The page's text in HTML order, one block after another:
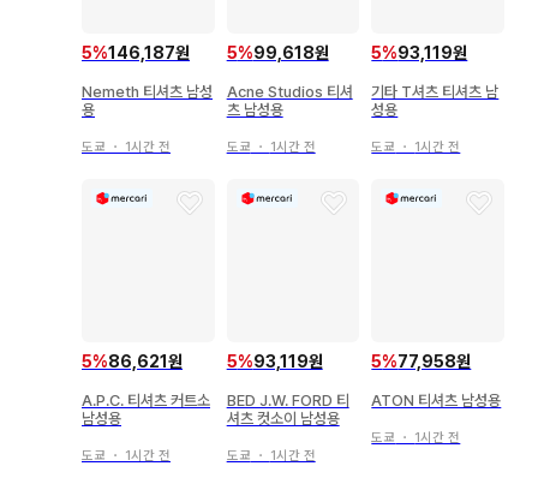
5%146,187원
Nemeth 티셔츠 남성
용
도쿄 ・ 1시간 전
5%99,618원
Acne Studios 티셔
츠 남성용
도쿄 ・ 1시간 전
5%93,119원
기타 T셔츠 티셔츠 남
성용
도쿄 ・ 1시간 전
5%86,621원
A.P.C. 티셔츠 커트소
남성용
도쿄 ・ 1시간 전
5%93,119원
BED J.W. FORD 티
셔츠 컷소이 남성용
도쿄 ・ 1시간 전
5%77,958원
ATON 티셔츠 남성용
도쿄 ・ 1시간 전